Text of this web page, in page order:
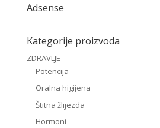
Adsense
Kategorije proizvoda
ZDRAVLJE
Potencija
Oralna higijena
Štitna žlijezda
Hormoni